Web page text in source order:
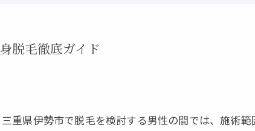
脱毛徹底ガイド
重県伊勢市で脱毛を検討する男性の間では、施術